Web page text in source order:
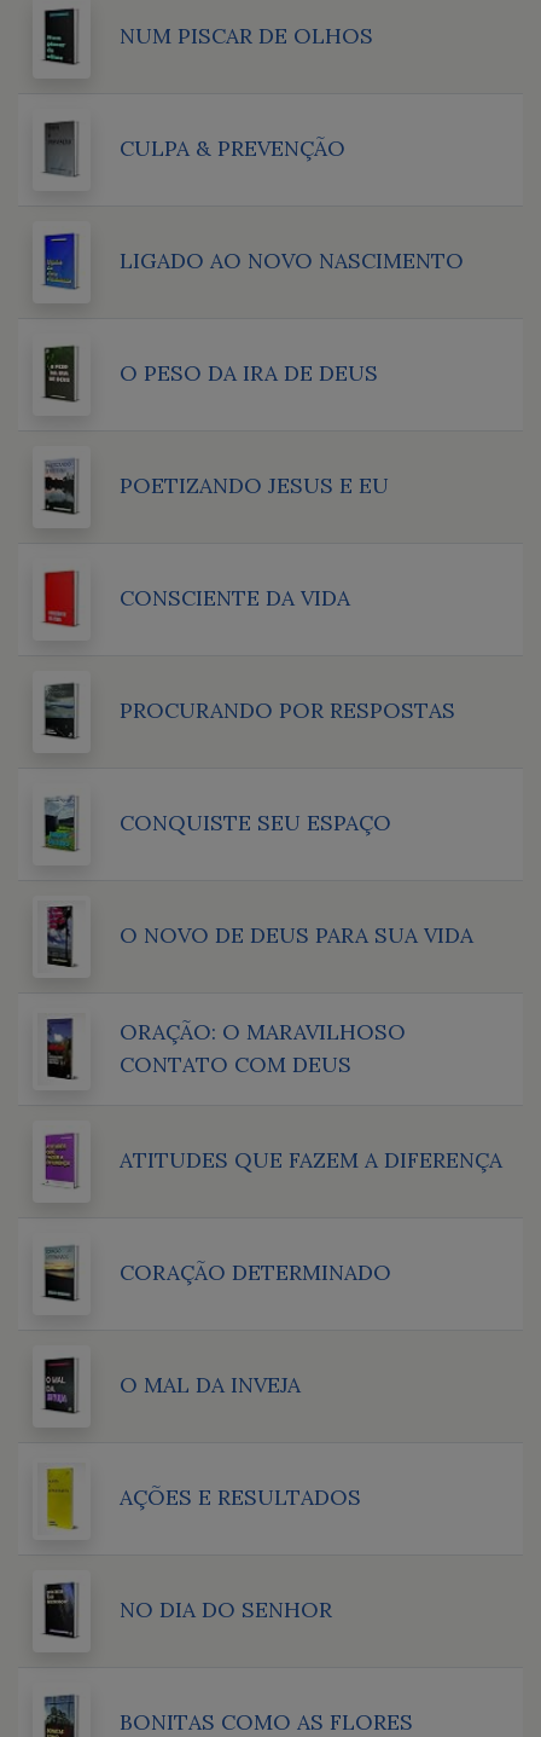
NUM PISCAR DE OLHOS
CULPA & PREVENÇÃO
LIGADO AO NOVO NASCIMENTO
O PESO DA IRA DE DEUS
POETIZANDO JESUS E EU
CONSCIENTE DA VIDA
PROCURANDO POR RESPOSTAS
CONQUISTE SEU ESPAÇO
O NOVO DE DEUS PARA SUA VIDA
ORAÇÃO: O MARAVILHOSO
CONTATO COM DEUS
ATITUDES QUE FAZEM A DIFERENÇA
CORAÇÃO DETERMINADO
O MAL DA INVEJA
AÇÕES E RESULTADOS
NO DIA DO SENHOR
BONITAS COMO AS FLORES